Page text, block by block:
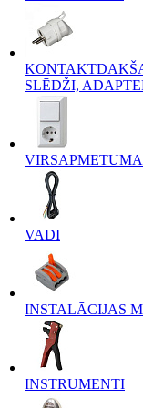
SLĒDŽI,
VADI
INSTALĀCIJAS
INSTRUMENTI